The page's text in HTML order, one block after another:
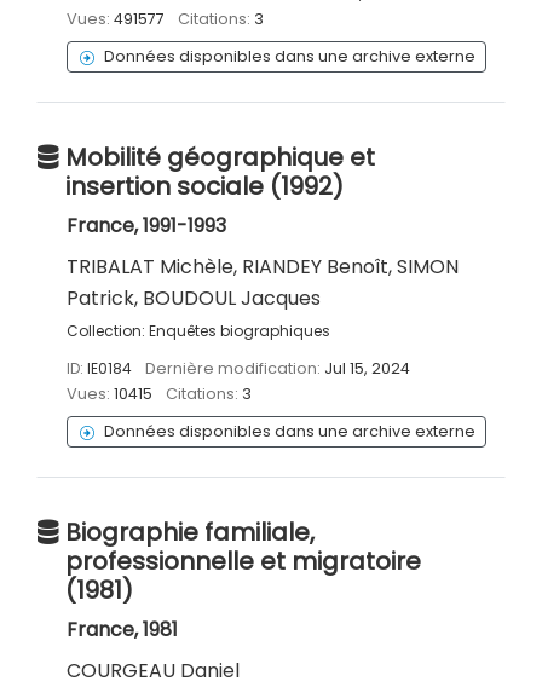
Vues: 491577 Citations: 3
Données disponibles dans une archive externe
Mobilité géographique et
insertion sociale (1992)
France, 1991-1993
TRIBALAT Michèle, RIANDEY Benoît, SIMON
Patrick, BOUDOUL Jacques
Collection: Enquêtes biographiques
ID: IE0184 Dernière modification: Jul 15, 2024
Vues: 10415 Citations: 3
Données disponibles dans une archive externe
Biographie familiale,
professionnelle et migratoire
(1981)
France, 1981
COURGEAU Daniel